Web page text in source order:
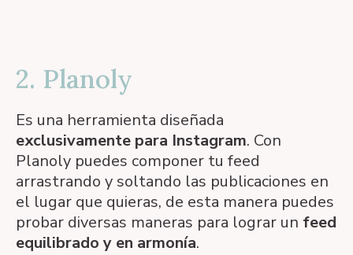
2. Planoly
Es una herramienta diseñada
exclusivamente para Instagram. Con
Planoly puedes componer tu feed
arrastrando y soltando las publicaciones en
el lugar que quieras, de esta manera puedes
probar diversas maneras para lograr un feed
equilibrado y en armonía.